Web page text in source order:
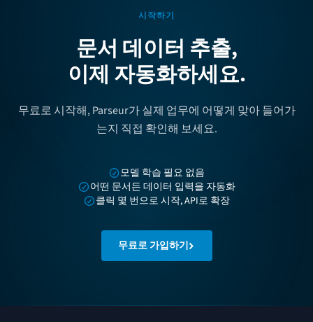
시작하기
문서 데이터 추출,
이제 자동화하세요.
무료로 시작해, Parseur가 실제 업무에 어떻게 맞아 들어가
는지 직접 확인해 보세요.
모델 학습 필요 없음
어떤 문서든 데이터 입력을 자동화
클릭 몇 번으로 시작, API로 확장
무료로 가입하기